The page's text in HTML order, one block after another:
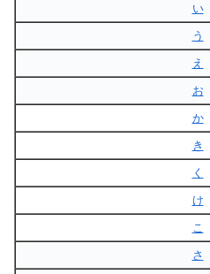
い
う
え
お
か
き
く
け
こ
さ